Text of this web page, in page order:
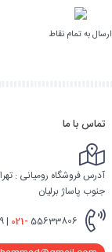
ارسال به تمام نقاط
تماس با ما
آدرس فروشگاه رومیانی :
جنوب پاساژ برليان
021- 55633806 | ٠٩٩٠٧٦٠٠٠٣٩